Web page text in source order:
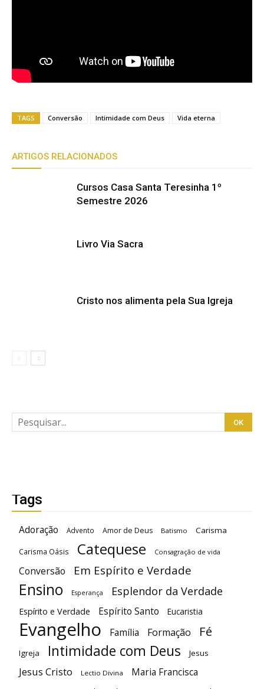
TAGS Conversão Intimidade com Deus Vida eterna
ARTIGOS RELACIONADOS
Cursos Casa Santa Teresinha 1º
Semestre 2026
Livro Via Sacra
Cristo nos alimenta pela Sua Igreja
Tags
Adoração Advento Amor de Deus Batismo Carisma
Carisma Oásis Catequese Consagração de vida
Conversão Em Espírito e Verdade
Ensino Esperança Esplendor da Verdade
Espírito e Verdade Espírito Santo Eucaristia
Evangelho Família Formação Fé
Igreja Intimidade com Deus Jesus
Jesus Cristo Lectio Divina Maria Francisca